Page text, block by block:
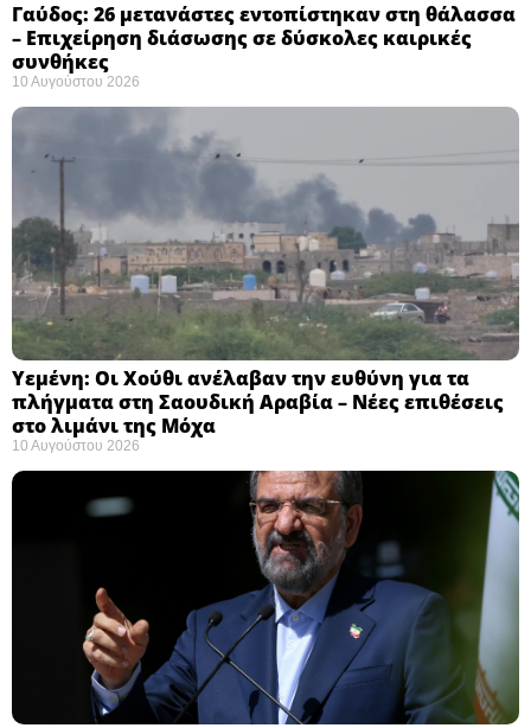
Γαύδος: 26 μετανάστες εντοπίστηκαν στη θάλασσα
– Επιχείρηση διάσωσης σε δύσκολες καιρικές
συνθήκες ​
10 Αυγούστου 2026
Υεμένη: Οι Χούθι ανέλαβαν την ευθύνη για τα
πλήγματα στη Σαουδική Αραβία – Νέες επιθέσεις
στο λιμάνι της Μόχα ​
10 Αυγούστου 2026